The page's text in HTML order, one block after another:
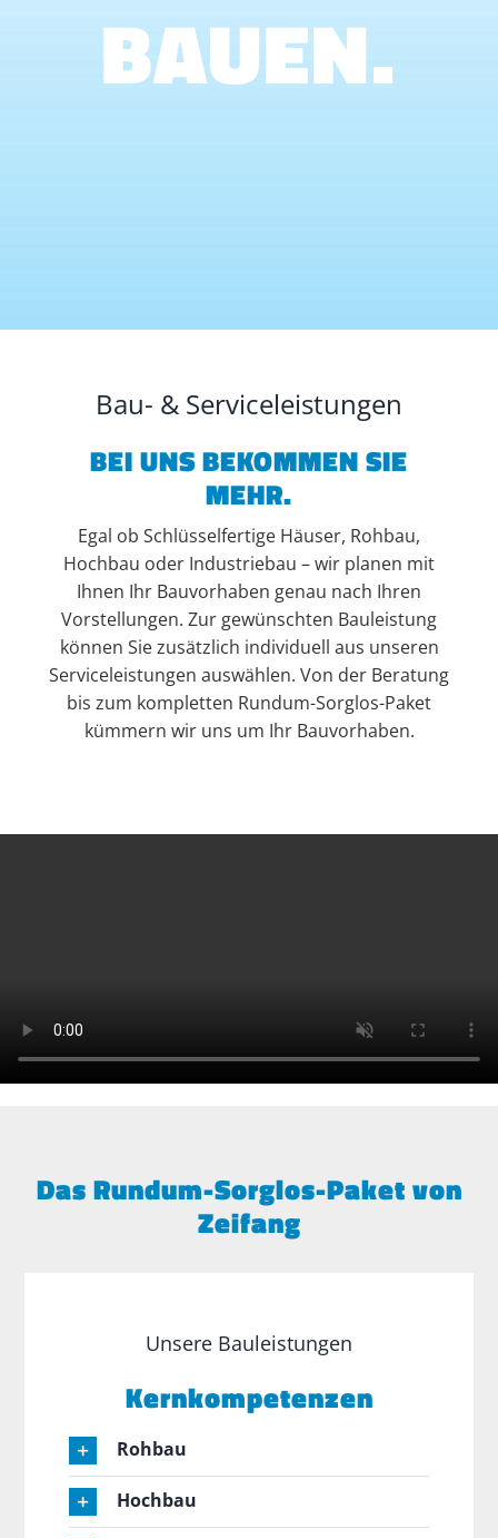
BAUEN.
Bau- & Serviceleistungen
BEI UNS BEKOMMEN SIE
MEHR.
Egal ob Schlüsselfertige Häuser, Rohbau,
Hochbau oder Industriebau – wir planen mit
Ihnen Ihr Bauvorhaben genau nach Ihren
Vorstellungen. Zur gewünschten Bauleistung
können Sie zusätzlich individuell aus unseren
Serviceleistungen auswählen. Von der Beratung
bis zum kompletten Rundum-Sorglos-Paket
kümmern wir uns um Ihr Bauvorhaben.
Das Rundum-Sorglos-Paket von
Zeifang
Unsere Bauleistungen
Kernkompetenzen
Rohbau
Hochbau